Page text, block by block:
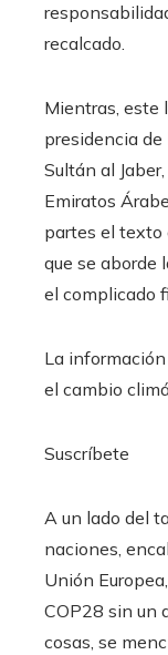
recalcado.
Mientras, este
presidencia de
Sultán al
Emiratos
partes el texto
que se aborde
el complicado
La
el cambio
Suscríbete
A un lado del
naciones,
Unión
COP28 sin un
cosas, se